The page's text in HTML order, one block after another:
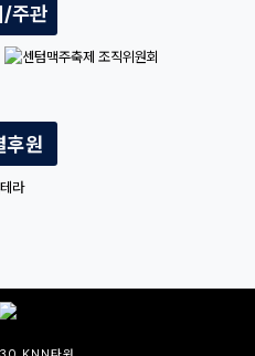
/주관
후원